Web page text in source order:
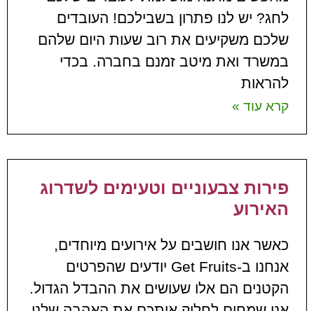
לחג? יש לנו פתרון בשבילכם! העובדים
שלכם משקיעים את רוב שעות היום שלהם
במשרד ואת מיטב זמנם בחברה. בכדי
להראות
קרא עוד »
פירות צבעוניים וטעימים לשדרוג
האירוע
כאשר אנו חושבים על אירועים מיוחדים,
אנחנו ב-Get Fruits יודעים שהפרטים
הקטנים הם אלו שעושים את ההבדל הגדול.